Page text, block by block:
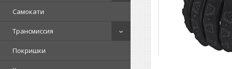
Самокати
Трансмиссия
Покришки